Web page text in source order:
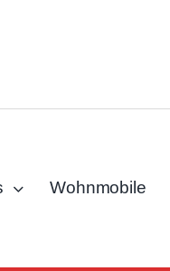
Wohnmobile